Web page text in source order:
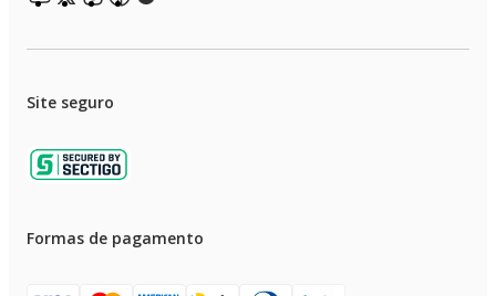
Site seguro
Formas de pagamento